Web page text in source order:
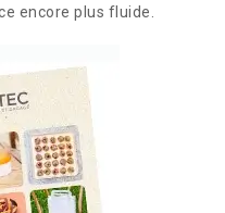
encore plus fluide.